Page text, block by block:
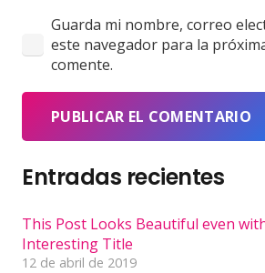
Guarda mi nombre, correo
este navegador para la
comente.
PUBLICAR EL COMENTARIO
Entradas recientes
This Post Looks Beautiful even
Interesting Title
12 de abril de 2019